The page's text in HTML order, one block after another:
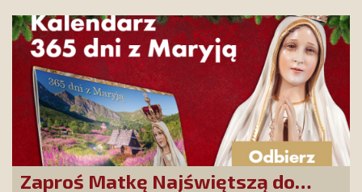
Zaproś Matkę Najświętszą do